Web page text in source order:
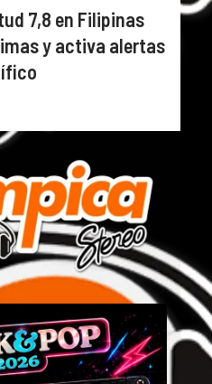
7,8 en Filipinas
y activa alertas